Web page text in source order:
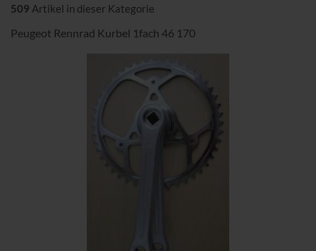
509 Artikel in dieser Kategorie
Peugeot Rennrad Kurbel 1fach 46 170